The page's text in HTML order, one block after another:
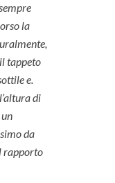
la
tappeto
e.
di
da
rapporto